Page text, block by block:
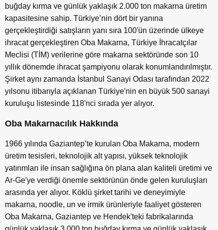
buğday kırma ve günlük yaklaşık 2.000 ton makarna üretim
kapasitesine sahip. Türkiye’nin dört bir yanına
gerçekleştirdiği satışların yanı sıra 100'ün üzerinde ülkeye
ihracat gerçekleştiren Oba Makarna, Türkiye İhracatçılar
Meclisi (TİM) verilerine göre makarna sektöründe son 10
yıllık dönemde ihracat şampiyonu olarak konumlandırılmıştır.
Şirket aynı zamanda İstanbul Sanayi Odası tarafından 2022
yılsonu itibarıyla açıklanan Türkiye'nin en büyük 500 sanayi
kuruluşu listesinde 118'nci sırada yer alıyor.
Oba Makarnacılık Hakkında
1966 yılında Gaziantep’te kurulan Oba Makarna, modern
üretim tesisleri, teknolojik alt yapısı, yüksek teknolojik
yatırımları ile insan sağlığına ön plana alan kaliteli üretimi ve
Ar-Ge'ye verdiği önemle sektörünün önde gelen kuruluşları
arasında yer alıyor. Köklü şirket tarihi ve deneyimiyle
makarna, noodle, un ve irmik ürünleriyle faaliyet gösteren
Oba Makarna, Gaziantep ve Hendek'teki fabrikalarında